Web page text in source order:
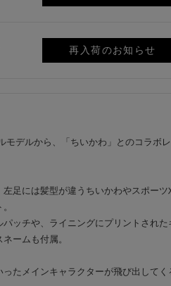
再入荷のお知らせ
モデルから、「ちいかわ」とのコラボ
足には髪型が違うちいかわやスポーツ
ッチや、ライニングにプリントされた
ームも付属。
たメインキャラクターが飛び出してく